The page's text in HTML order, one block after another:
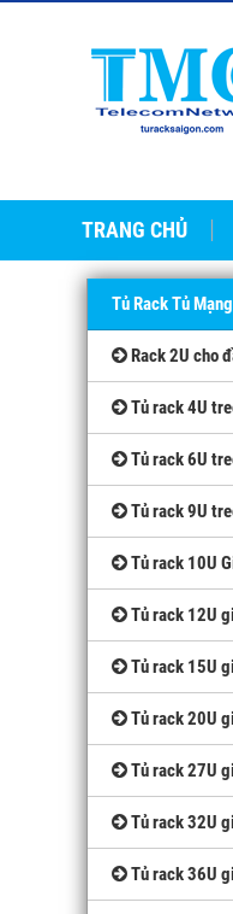
TRANG CHỦ
Tủ Rack Tủ
Rack 2U cho
Tủ rack 4U
Tủ rack 6U
Tủ rack 9U
Tủ rack 10U
Tủ rack 12U
Tủ rack 15U
Tủ rack 20U
Tủ rack 27U
Tủ rack 32U
Tủ rack 36U